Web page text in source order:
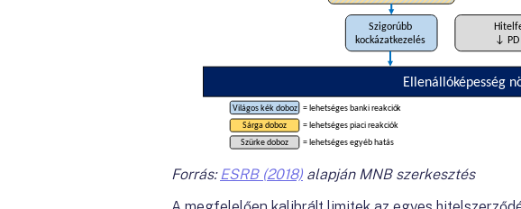
Forrás:ESRB (2018) alapján MNB szerkesztés